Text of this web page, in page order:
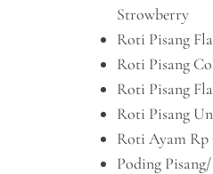
Strowberry
Roti Pisang Fla
Roti Pisang
Roti Pisang
Roti Pisang
Roti Ayam Rp
Poding